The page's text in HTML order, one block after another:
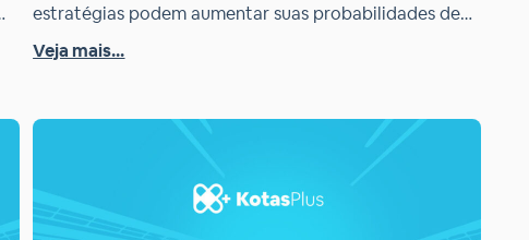
estratégias podem aumentar suas probabilidades de
acerto! Neste artigo, explicamos como funciona essa
loteria, as chances de vitória e maneiras inteligentes
plataforma parceira oficial da Loteria Mineira. […]
Veja mais...